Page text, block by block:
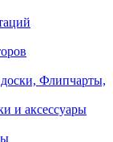
Флипчарты,
и аксессуары